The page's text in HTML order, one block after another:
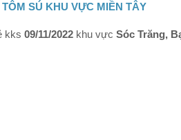
SÚ KHU VỰC MIỀN TÂY
kks 09/11/2022 khu vực Sóc Trăng,